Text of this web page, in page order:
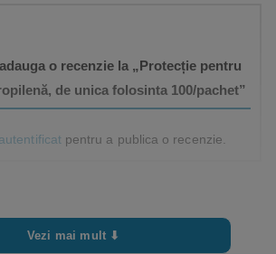
o recenzie la „Protecție pentru
de unica folosinta 100/pachet”
autentificatpentru a publica o recenzie.
Vezi mai mult ⬇